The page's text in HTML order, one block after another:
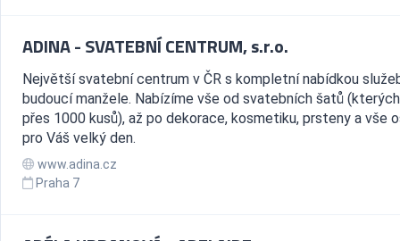
ADINA - SVATEBNÍ CENTRUM, s.r.o.
Největší svatební centrum v ČR s kompletní nabídkou
budoucí manžele. Nabízíme vše od svatebních šatů
přes 1000 kusů), až po dekorace, kosmetiku, prsteny a vše
pro Váš velký den.
www.adina.cz
Praha 7